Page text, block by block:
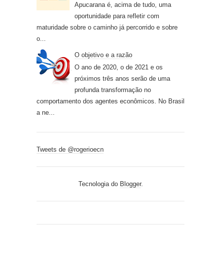
Apucarana é, acima de tudo, uma
oportunidade para refletir com
maturidade sobre o caminho já percorrido e sobre
o...
O objetivo e a razão
O ano de 2020, o de 2021 e os
próximos três anos serão de uma
profunda transformação no
comportamento dos agentes econômicos. No Brasil
a ne...
Tweets de @rogerioecn
Tecnologia do Blogger.